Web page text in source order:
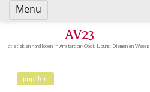
Spring
naar
AV23
atletiek en hardlopen in Amsterdam-Oost, IJburg, Diemen en Weesp
pupillen
Menu